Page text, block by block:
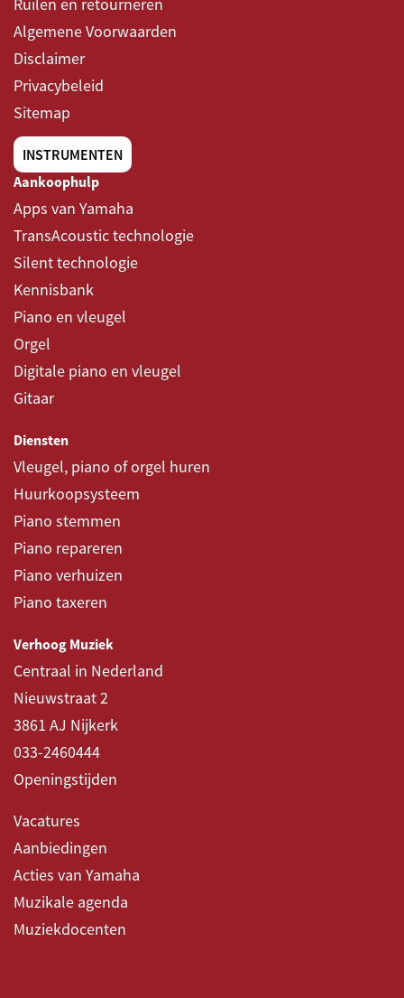
Algemene Voorwaarden
Disclaimer
Privacybeleid
Sitemap
INSTRUMENTEN
Aankoophulp
Apps van Yamaha
TransAcoustic technologie
Silent technologie
Kennisbank
Piano en vleugel
Orgel
Digitale piano en vleugel
Gitaar
Diensten
Vleugel, piano of orgel huren
Huurkoopsysteem
Piano stemmen
Piano repareren
Piano verhuizen
Piano taxeren
Verhoog Muziek
Centraal in Nederland
Nieuwstraat 2
3861 AJ Nijkerk
033-2460444
Openingstijden
Vacatures
Aanbiedingen
Acties van Yamaha
Muzikale agenda
Muziekdocenten